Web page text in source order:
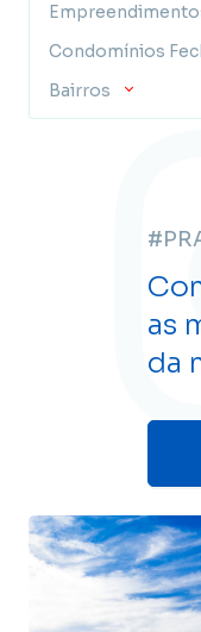
Condomínios
Bairros
as
da